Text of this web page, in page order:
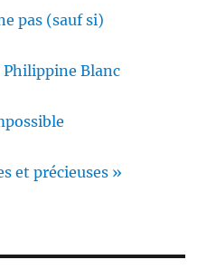
pas (sauf si)
Philippine Blanc
et précieuses »